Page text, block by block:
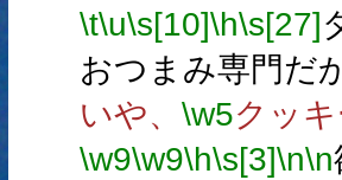
\t\u\s[10]\h\s[27]
おつまみ専門だ
いや、 \w5クッ
\w9\w9\h\s[3]\n\n